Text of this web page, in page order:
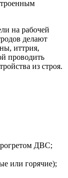
на рабочей
делают
иттрия,
проводить
из строя.
ДВС;
или горячие);